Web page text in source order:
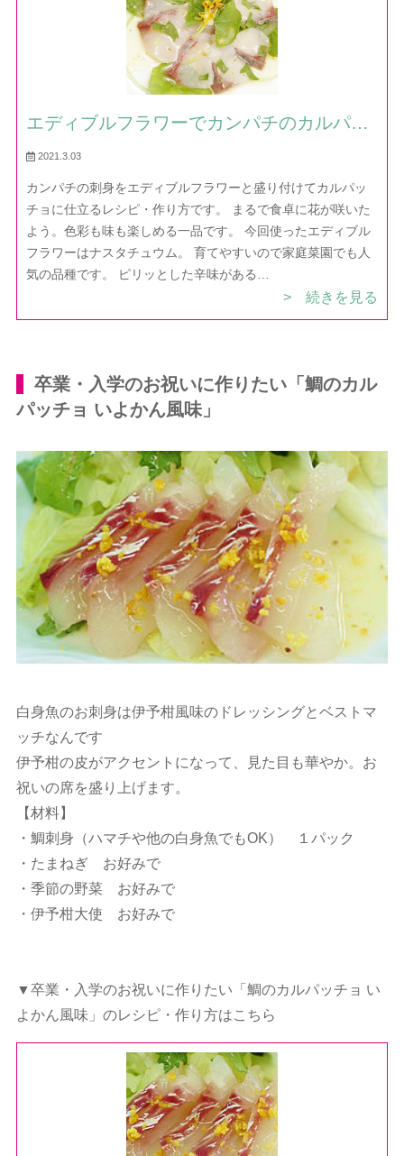
エディブルフラワーでカンパチのカルパッ
チョ — レシピ・作り方｜ほだか村お料理
びより
2021.3.03
カンパチの刺身をエディブルフラワーと盛り付けてカルパッ
チョに仕立るレシピ・作り方です。 まるで食卓に花が咲いた
よう。色彩も味も楽しめる一品です。 今回使ったエディブル
フラワーはナスタチュウム。 育てやすいので家庭菜園でも人
気の品種です。 ピリッとした辛味がある…
> 続きを見る
卒業・入学のお祝いに作りたい「鯛のカル
パッチョ いよかん風味」
白身魚のお刺身は伊予柑風味のドレッシングとベストマ
ッチなんです
伊予柑の皮がアクセントになって、見た目も華やか。お
祝いの席を盛り上げます。
【材料】
・鯛刺身（ハマチや他の白身魚でもOK） １パック
・たまねぎ お好みで
・季節の野菜 お好みで
・伊予柑大使 お好みで
▼卒業・入学のお祝いに作りたい「鯛のカルパッチョ い
よかん風味」のレシピ・作り方はこちら